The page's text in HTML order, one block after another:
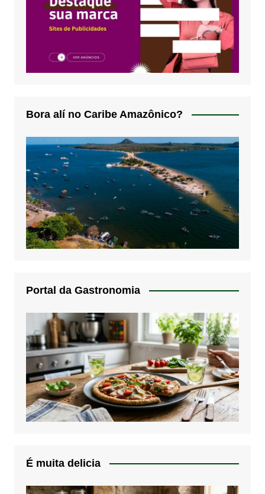
Bora alí no Caribe Amazônico?
Portal da Gastronomia
É muita delicia